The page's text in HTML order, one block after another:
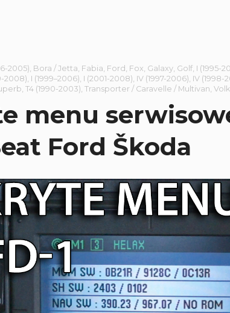
2005) Bora / Jetta Fabia Ford Fox Galaxy, Golf, I (1995-
2008) I (1999–2006) I (2001-2008) IV (1997-2006) IV (1998-
T4 (1990-2003) Transporter / Caravelle / Multivan
menu
Ford Škoda